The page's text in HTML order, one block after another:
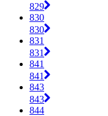
829
830
830
831
831
841
841
843
843
844